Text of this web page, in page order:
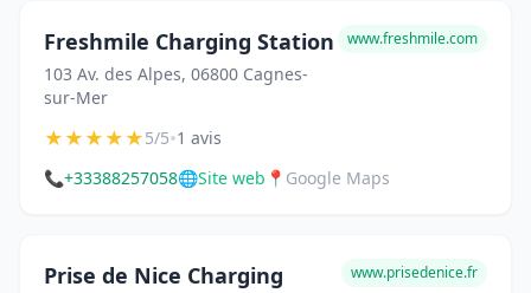
Freshmile Charging Station
103 Av. des Alpes, 06800 Cagnes-
sur-Mer
www.freshmile.com
★★★★★5/5•1 avis
📞+33388257058🌐Site web 📍 Google Maps
Prise de Nice Charging
www.prisedenice.fr